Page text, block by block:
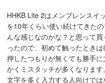
HHKB Lite 2はメンブレンスイ
を10年くらい使い続けてきた
んな感じなのかな？と思って
ったので、初めて触ったときは
押したつもりが無くても勝手
かくミスタッチが多くなります。
文字を多く入力する人向けで